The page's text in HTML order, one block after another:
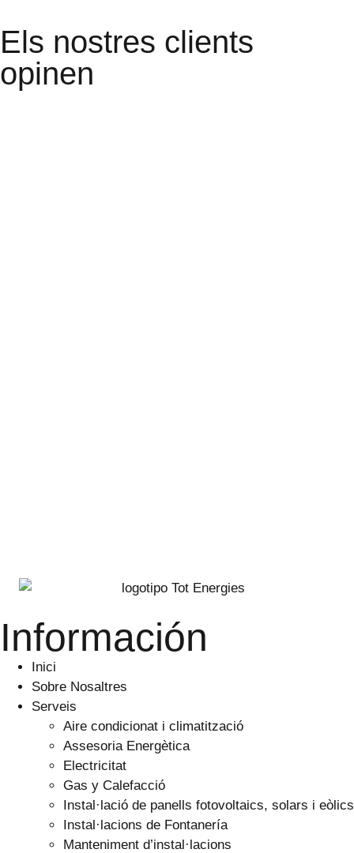
Els nostres clients
opinen
Información
Inici
Sobre Nosaltres
Serveis
Aire condicionat i climatització
Assesoria Energètica
Electricitat
Gas y Calefacció
Instal·lació de panells fotovoltaics, solars i eòlics
Instal·lacions de Fontanería
Manteniment d’instal·lacions